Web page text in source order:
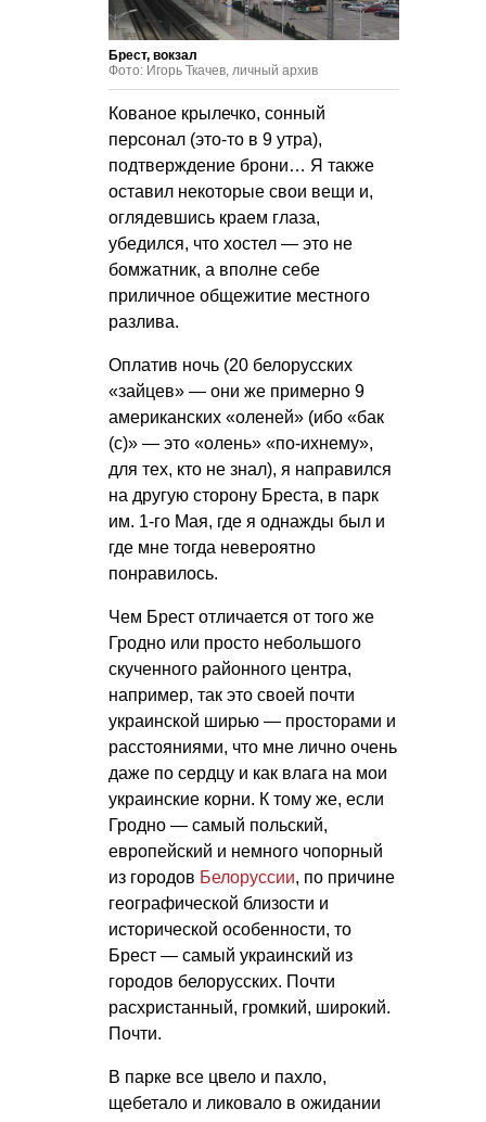
Брест, вокзал
Фото: Игорь Ткачев, личный архив
Кованое крылечко, сонный
персонал (это-то в 9 утра),
подтверждение брони… Я также
оставил некоторые свои вещи и,
оглядевшись краем глаза,
убедился, что хостел — это не
бомжатник, а вполне себе
приличное общежитие местного
разлива.
Оплатив ночь (20 белорусских
«зайцев» — они же примерно 9
американских «оленей» (ибо «бак
(с)» — это «олень» «по-ихнему»,
для тех, кто не знал), я направился
на другую сторону Бреста, в парк
им. 1-го Мая, где я однажды был и
где мне тогда невероятно
понравилось.
Чем Брест отличается от того же
Гродно или просто небольшого
скученного районного центра,
например, так это своей почти
украинской ширью — просторами и
расстояниями, что мне лично очень
даже по сердцу и как влага на мои
украинские корни. К тому же, если
Гродно — самый польский,
европейский и немного чопорный
из городов Белоруссии, по причине
географической близости и
исторической особенности, то
Брест — самый украинский из
городов белорусских. Почти
расхристанный, громкий, широкий.
Почти.
В парке все цвело и пахло,
щебетало и ликовало в ожидании